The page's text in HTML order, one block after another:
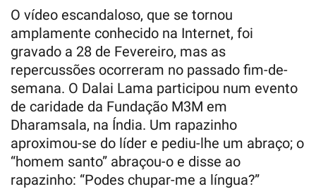
O vídeo escandaloso, que se tornou
amplamente conhecido na Internet, foi
gravado a 28 de Fevereiro, mas as
repercussões ocorreram no passado fim-de-
semana. O Dalai Lama participou num evento
de caridade da Fundação M3M em
Dharamsala, na Índia. Um rapazinho
aproximou-se do líder e pediu-lhe um abraço; o
“homem santo” abraçou-o e disse ao
rapazinho: “Podes chupar-me a língua?”